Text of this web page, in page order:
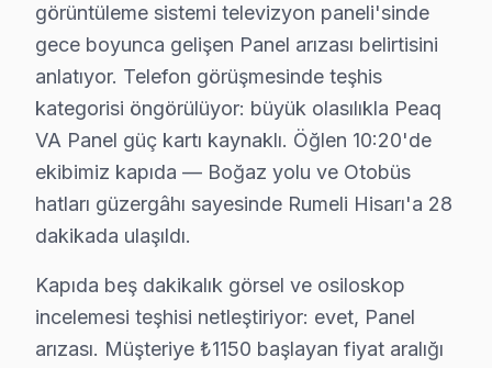
Maden'de Peaq TV Servisi
Maden Mahallesi, Sarıyer’in sakin bir köşesi olarak
Maslak'ta Peaq TV Servisi
Maslak, Sarıyer’in iş merkezi olarak öne çıkan bir
Pınar'da Peaq TV Servisi
Pınar Mahallesi, Sarıyer’in dinamik yapısını
Poligon'da Peaq TV Servisi
Poligon Mahallesi, genç nüfusun yoğun olduğu bir
görüntüleme sistemi televizyon paneli'sinde
gece boyunca gelişen Panel arızası belirtisini
anlatıyor. Telefon görüşmesinde teşhis
kategorisi öngörülüyor: büyük olasılıkla Peaq
VA Panel güç kartı kaynaklı. Öğlen 10:20'de
ekibimiz kapıda — Boğaz yolu ve Otobüs
hatları güzergâhı sayesinde Rumeli Hisarı'a 28
dakikada ulaşıldı.
Kapıda beş dakikalık görsel ve osiloskop
incelemesi teşhisi netleştiriyor: evet, Panel
arızası. Müşteriye ₺1150 başlayan fiyat aralığı